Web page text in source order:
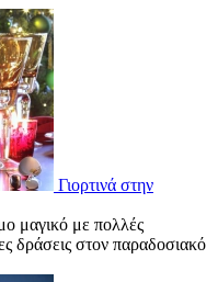
Γιορτινά στην
μαγικό με πολλές
δράσεις στον παραδοσιακό